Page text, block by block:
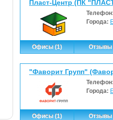
Пласт-Центр (ПК
Города:
Офисы (1) Отзывы
"Фаворит Групп"
Города:
Офисы (1) Отзывы